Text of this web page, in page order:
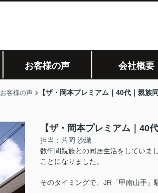
お客様の声 会社概要
お客様の声 【ザ・岡本プレミアム｜40代｜親族
【ザ・岡本プレミアム｜40
担当：片岡 沙織
数年間親族との同居生活をしていま
ことになりました。
そのタイミングで、JR「甲南山手」